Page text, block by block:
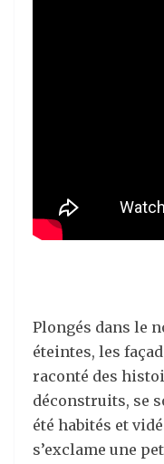
Plongés dans le
éteintes, les
raconté des
déconstruits, se
été habités et
s’exclame une